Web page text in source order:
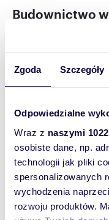
Zgoda Szczegóły
Odpowiedzialne
Wraz z naszymi
osobiste dane, np.
technologii jak pliki
spersonalizowanych
wychodzenia
rozwoju produktów.
Budownictwo
Pierwsza
strona
1 Page
2
Tematy na
Buduję, remontuję,